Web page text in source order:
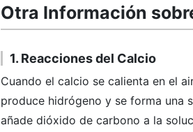
Otra Información
1. Reacciones del Calcio
Cuando el calcio se calienta en el
produce hidrógeno y se forma una
añade dióxido de carbono a la